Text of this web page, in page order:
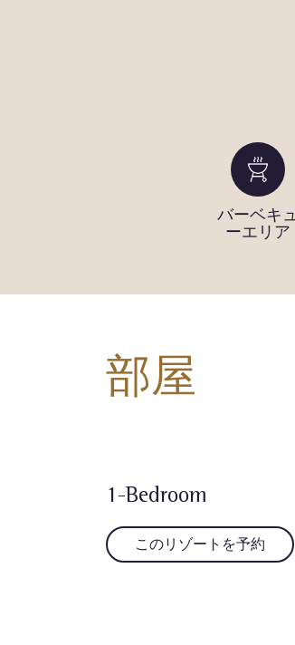
バーベキュ
ーエリア
部屋
1-Bedroom
このリゾートを予約